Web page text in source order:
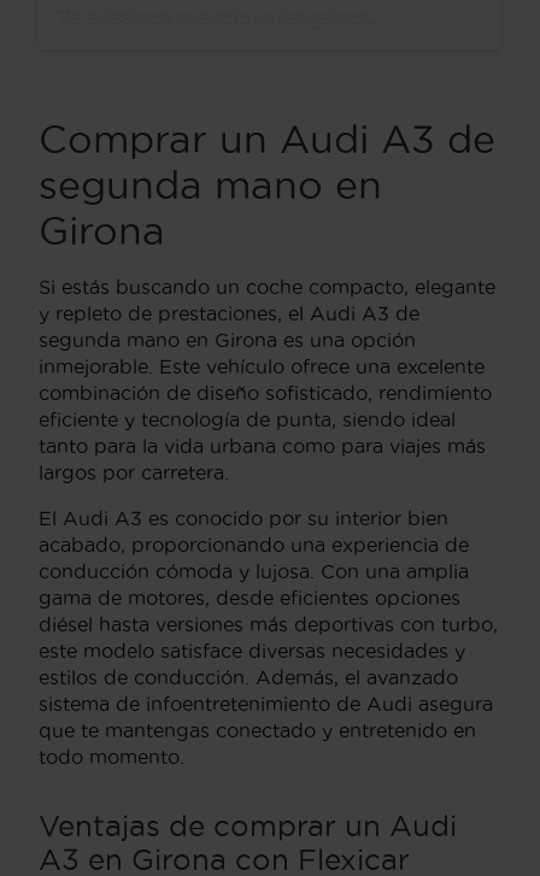
Comprar un Audi A3 de
segunda mano en
Girona
Si estás buscando un coche compacto, elegante
y repleto de prestaciones, el Audi A3 de
segunda mano en Girona es una opción
inmejorable. Este vehículo ofrece una excelente
combinación de diseño sofisticado, rendimiento
eficiente y tecnología de punta, siendo ideal
tanto para la vida urbana como para viajes más
largos por carretera.
El Audi A3 es conocido por su interior bien
acabado, proporcionando una experiencia de
conducción cómoda y lujosa. Con una amplia
gama de motores, desde eficientes opciones
diésel hasta versiones más deportivas con turbo,
este modelo satisface diversas necesidades y
estilos de conducción. Además, el avanzado
sistema de infoentretenimiento de Audi asegura
que te mantengas conectado y entretenido en
todo momento.
Ventajas de comprar un Audi
A3 en Girona con Flexicar